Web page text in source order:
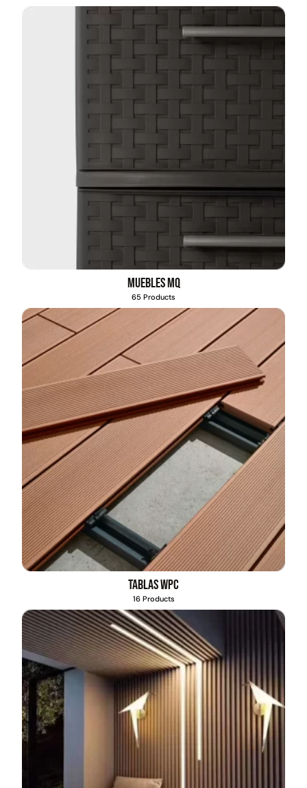
Muebles MQ
65 Products
Tablas WPC
16 Products
Empaquetadura 3/16"
4.8mm neopreno con 1 tela
803.797
Agregar al carrito
Explora más productos